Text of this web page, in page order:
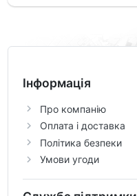
Інформація
Про компанію
Оплата і доставка
Політика безпеки
Умови угоди